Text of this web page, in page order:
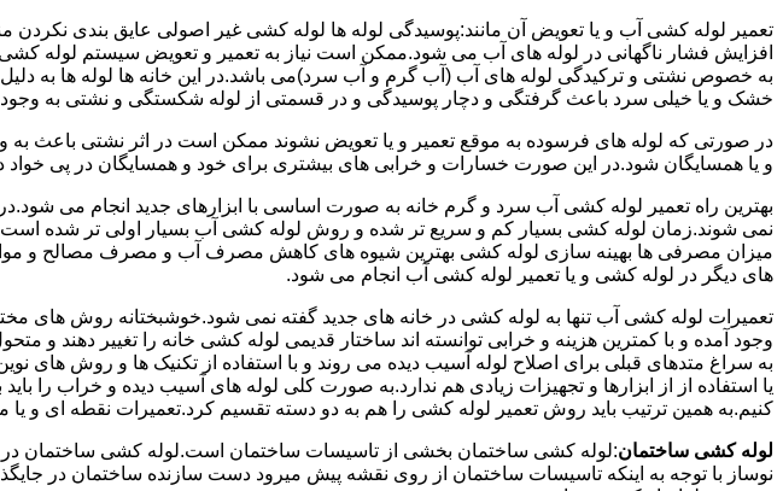
تعمیر لوله کشی آب و یا تعویض آن مانند:پوسیدگی لوله ها لوله کشی غیر اصولی عایق بندی نکردن
افزایش فشار ناگهانی در لوله های آب می شود.ممکن است نیاز به تعمیر و تعویض سیستم لوله
به خصوص نشتی و ترکیدگی لوله های آب (آب گرم و آب سرد)می باشد.در این خانه ها لوله ها به
خشک و یا خیلی سرد باعث گرفتگی و دچار پوسیدگی و در قسمتی از لوله شکستگی و نشتی به وجود
در صورتی که لوله های فرسوده به موقع تعمیر و یا تعویض نشوند ممکن است در اثر نشتی باعث
و یا همسایگان شود.در این صورت خسارات و خرابی های بیشتری برای خود و همسایگان در پی خواد
بهترین راه تعمیر لوله کشی آب سرد و گرم خانه به صورت اساسی با ابزارهای جدید انجام می
نمی شوند.زمان لوله کشی بسیار کم و سریع تر شده و روش لوله کشی آب بسیار اولی تر شده
میزان مصرفی ها بهینه سازی لوله کشی بهترین شیوه های کاهش مصرف آب و مصرف مصالح و مواد
های دیگر در لوله کشی و یا تعمیر لوله کشی آب انجام می شود.
تعمیرات لوله کشی آب تنها به لوله کشی در خانه های جدید گفته نمی شود.خوشبختانه روش های
وجود آمده و با کمترین هزینه و خرابی توانسته اند ساختار قدیمی لوله کشی خانه را تغییر دهند و
به سراغ متدهای قبلی برای اصلاح لوله آسیب دیده می روند و با استفاده از تکنیک ها و روش های
یا استفاده از از ابزارها و تجهیزات زیادی هم ندارد.به صورت کلی لوله های آسیب دیده و خراب را
کنیم.به همین ترتیب باید روش تعمیر لوله کشی را هم به دو دسته تقسیم کرد.تعمیرات نقطه ای و
لوله کشی ساختمان:لوله کشی ساختمان بخشی از تاسیسات ساختمان است.لوله کشی ساختمان
نوساز با توجه به اینکه تاسیسات ساختمان از روی نقشه پیش میرود دست سازنده ساختمان در